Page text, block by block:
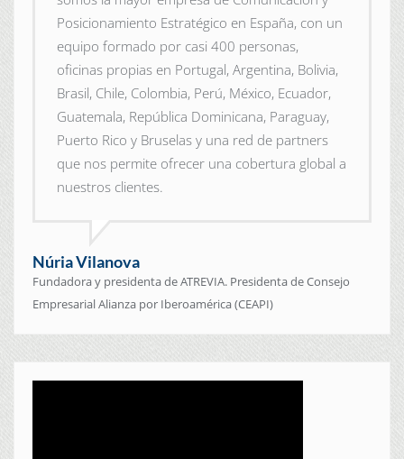
Posicionamiento Estratégico en España, con un
equipo formado por casi 400 personas,
oficinas propias en Portugal, Argentina, Bolivia,
Brasil, Chile, Colombia, Perú, México, Ecuador,
Guatemala, República Dominicana, Paraguay,
Puerto Rico y Bruselas y una red de partners
que nos permite ofrecer una cobertura global a
nuestros clientes.
Núria Vilanova
Fundadora y presidenta de ATREVIA. Presidenta de Consejo
Empresarial Alianza por Iberoamérica (CEAPI)